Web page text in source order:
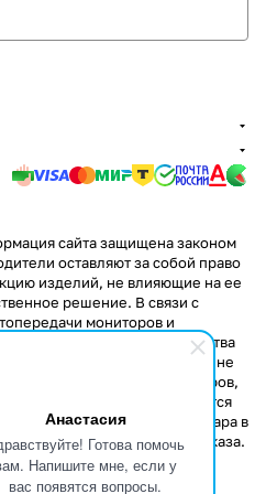
Анастасия
Готова помочь
Напишите мне, если у
вас появятся вопросы.
сайта защищена законом
оставляют за собой право
изделий, не влияющие на ее
решение. В связи с
мониторов и
передать некоторые свойства
и текстуры продукции могут не
на сайте. Стоимость товаров,
и "Акция!" распространяется
заказа данного товара в
при оформлении заказа.